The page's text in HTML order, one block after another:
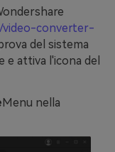
video-converter-
del sistema
e attiva l'icona del
Menu nella